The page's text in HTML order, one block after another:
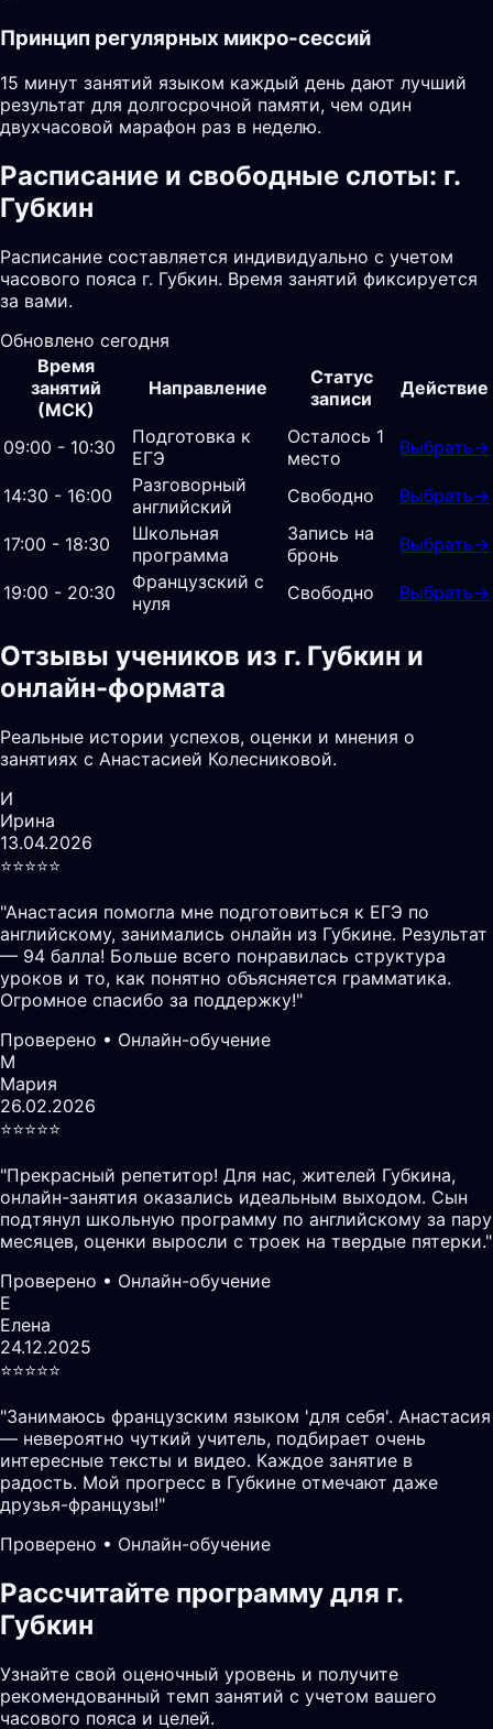
Принцип регулярных микро-сессий
15 минут занятий языком каждый день дают лучший
результат для долгосрочной памяти, чем один
двухчасовой марафон раз в неделю.
Расписание и свободные слоты: г.
Губкин
Расписание составляется индивидуально с учетом
часового пояса г. Губкин. Время занятий фиксируется
за вами.
Обновлено сегодня
Время
занятий
(МСК)
Направление
Статус
записи
Действие
09:00 - 10:30
Подготовка к
ЕГЭ
Осталось 1
место
Выбрать→
14:30 - 16:00
Разговорный
английский
Свободно Выбрать→
17:00 - 18:30
Школьная
программа
Запись на
бронь
Выбрать→
19:00 - 20:30
Французский с
нуля
Свободно Выбрать→
Отзывы учеников из г. Губкин и
онлайн-формата
Реальные истории успехов, оценки и мнения о
занятиях с Анастасией Колесниковой.
И
Ирина
13.04.2026
⭐️⭐️⭐️⭐️⭐️
"Анастасия помогла мне подготовиться к ЕГЭ по
английскому, занимались онлайн из Губкине. Результат
— 94 балла! Больше всего понравилась структура
уроков и то, как понятно объясняется грамматика.
Огромное спасибо за поддержку!"
Проверено • Онлайн-обучение
М
Мария
26.02.2026
⭐️⭐️⭐️⭐️⭐️
"Прекрасный репетитор! Для нас, жителей Губкина,
онлайн-занятия оказались идеальным выходом. Сын
подтянул школьную программу по английскому за пару
месяцев, оценки выросли с троек на твердые пятерки."
Проверено • Онлайн-обучение
Е
Елена
24.12.2025
⭐️⭐️⭐️⭐️⭐️
"Занимаюсь французским языком 'для себя'. Анастасия
— невероятно чуткий учитель, подбирает очень
интересные тексты и видео. Каждое занятие в
радость. Мой прогресс в Губкине отмечают даже
друзья-французы!"
Проверено • Онлайн-обучение
Рассчитайте программу для г.
Губкин
Узнайте свой оценочный уровень и получите
рекомендованный темп занятий с учетом вашего
часового пояса и целей.